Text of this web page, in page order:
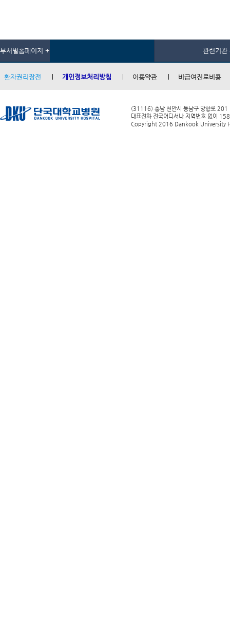
부서별홈페이지 + 관련기관
환자권리장전 개인정보처리방침 이용약관 비급여진료비용
(31116) 충남 천안시 동남구 망향로 201
대표전화 전국어디서나 지역번호 없이
Copyright 2016 Dankook University